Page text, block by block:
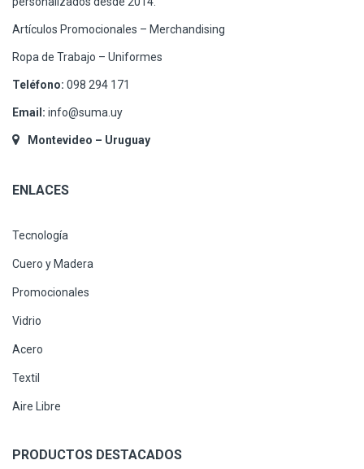
Artículos Promocionales – Merchandising
Ropa de Trabajo – Uniformes
Teléfono: 098 294 171
Email: info@suma.uy
Montevideo – Uruguay
ENLACES
Tecnología
Cuero y Madera
Promocionales
Vidrio
Acero
Textil
Aire Libre
PRODUCTOS DESTACADOS